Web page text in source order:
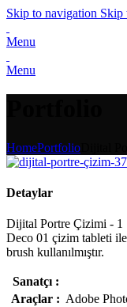
Skip to navigation Skip
Menu
Menu
HomePortfolio
Detaylar
Dijital Portre Çizimi - 1
Deco 01 çizim tableti
brush kullanılmıştır.
Sanatçı :
Araçlar : Adobe